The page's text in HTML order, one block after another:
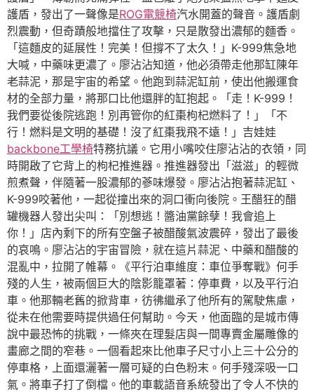
護盾，發出了一聲像是ROG電競椅汽水開蓋的聲音。護盾劇
烈震動，但奇蹟般地擋住了攻擊，只是散發出濃郁的麵香。
「這麵皮的延展性！完美！但撐不了太久！」K-999焦急地
大喊，中藥味更濃了。廖沾沾知道，他必須帶走他那缸陳年
老蒜泥，那是宇宙的希望。他跑到蒜泥缸前，使出他搬運食
材的全部力量，將那口比他還胖的缸抱起。「走！K-999！
我們要從後院逃跑！別再管你的紅棗枸杞燃料了！」「不
行！燃料是文明的基礎！沒了紅棗我飛不遠！」吉娃娃
backbone工學椅特務抗議。它用小嘴咬住廖沾沾的衣領，同
時開啟了它背上的枸杞推進器。推進器發出「滋滋」的輕微
煎煮聲，伴隨著一股濃郁的蔘味爆發。廖沾沾抱著蒜泥缸、
K-999咬著他，一起從撞出來的洞口衝向後院。王醋狂的醋
罐機器人發出尖叫：「別想逃！醬油黨餘孽！我會追上
你！」店內剩下的所有空盤子被醋酸氣波震碎，發出了最後
的哀鳴。廖沾沾的宇宙冒險，就在這片蒜泥、中藥和醋酸的
混亂中，拉開了帷幕。《平行泊車維度：車位爭奪戰》何手
殘的人生，被兩個巨大的陰影籠罩著：停車費，以及平行泊
車。他那輛老舊的掀背車，彷彿繼承了他所有的駕駛焦慮，
從未在他需要時提供過任何幫助。今天，他面臨的是城市傳
說中最恐怖的挑戰，一條夾在理髮店與一間專賣金屬雕像的
畫廊之間的窄巷。一個看起來比他車子尺寸小上三十公分的
停車格，上面還灑著一層可疑的白色粉末。何手殘深吸一口
氣。將車子打了倒檔。他的車載語音系統發出了令人不快的